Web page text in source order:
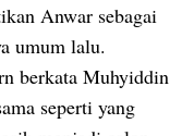
Anwar sebagai
umum lalu.
berkata Muhyiddin
seperti yang